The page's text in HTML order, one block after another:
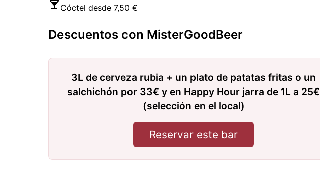
Cóctel desde 7,50 €
Descuentos con MisterGoodBeer
3L de cerveza rubia + un plato de patatas fritas o un
salchichón por 33€ y en Happy Hour jarra de 1L a 25€
(selección en el local)
Reservar este bar